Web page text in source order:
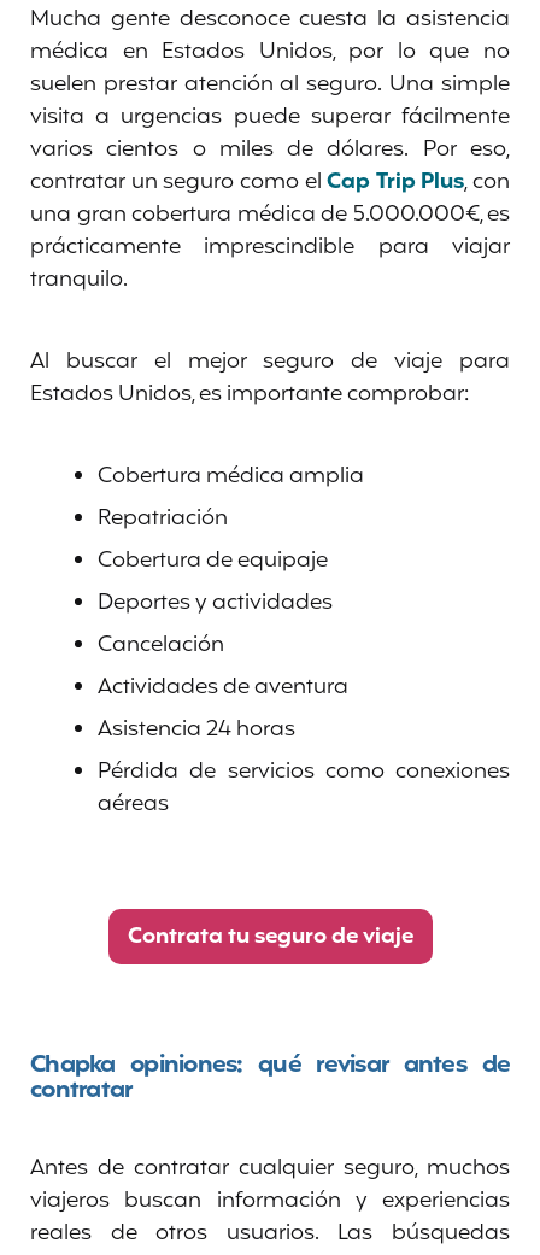
Mucha gente desconoce cuesta la asistencia
médica en Estados Unidos, por lo que no
suelen prestar atención al seguro. Una simple
visita a urgencias puede superar fácilmente
varios cientos o miles de dólares. Por eso,
contratar un seguro como elCap Trip Plus, con
una gran cobertura médica de 5.000.000€, es
prácticamente imprescindible para viajar
tranquilo.
Al buscar el mejor seguro de viaje para
Estados Unidos, es importante comprobar:
Cobertura médica amplia
Repatriación
Cobertura de equipaje
Deportes y actividades
Cancelación
Actividades de aventura
Asistencia 24 horas
Pérdida de servicios como conexiones
aéreas
Contrata tu seguro de viaje
Chapka opiniones: qué revisar antes de
contratar
Antes de contratar cualquier seguro, muchos
viajeros buscan información y experiencias
reales de otros usuarios. Las búsquedas